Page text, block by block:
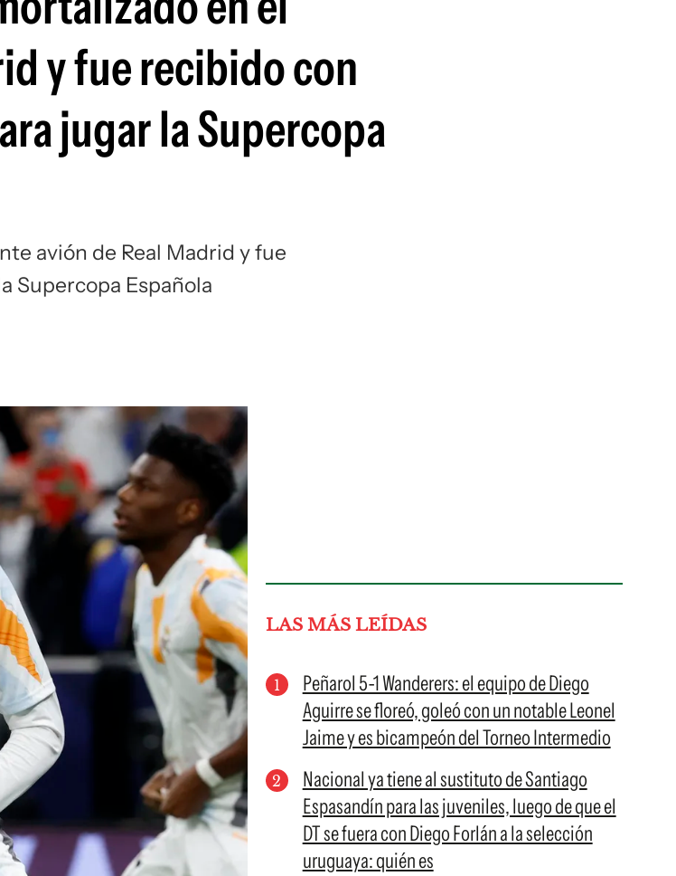
Siguenos en:
y fue recibido con
jugar la Supercopa
avión de Real Madrid y fue
Supercopa Española
LAS MÁS LEÍDAS
Peñarol 5-1 Wanderers: el equipo de Diego
Aguirre se floreó, goleó con un notable Leonel
Jaime y es bicampeón del Torneo Intermedio
Nacional ya tiene al sustituto de Santiago
Espasandín para las juveniles, luego de que el
DT se fuera con Diego Forlán a la selección
uruguaya: quién es